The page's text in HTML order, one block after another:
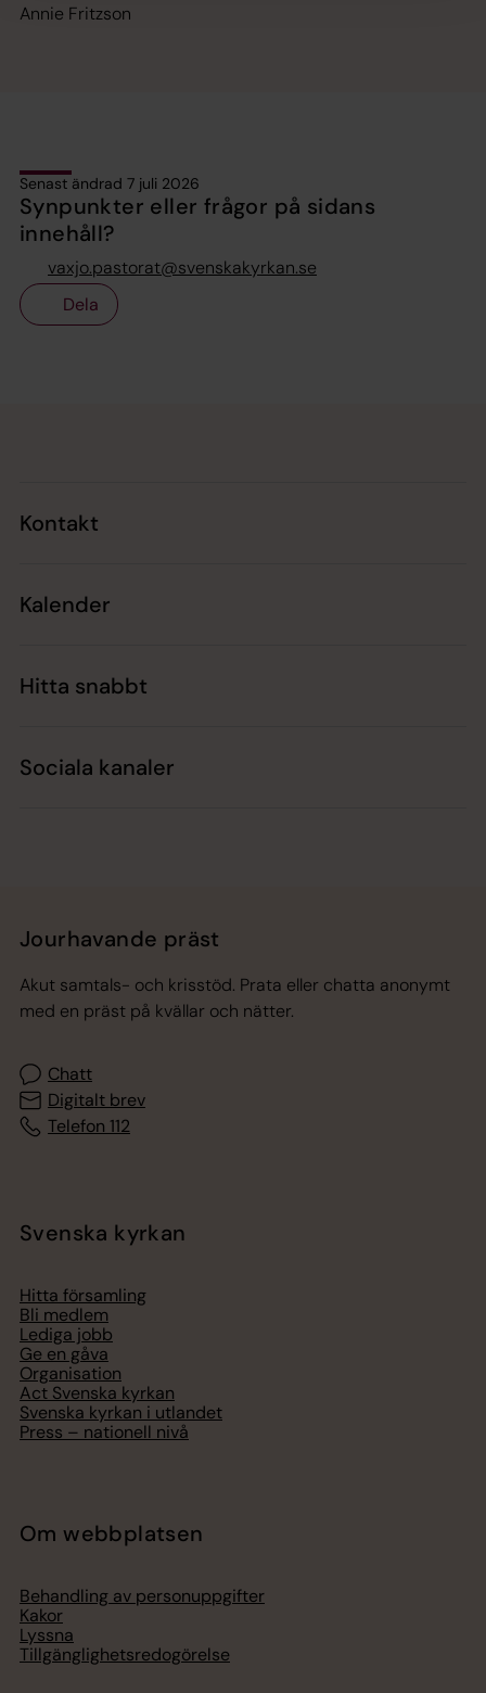
Annie Fritzson
Senast ändrad 7 juli 2026
Synpunkter eller frågor på sidans
innehåll?
vaxjo.pastorat@svenskakyrkan.se
Dela
Kontakt
Kalender
Hitta snabbt
Sociala kanaler
Jourhavande präst
Akut samtals- och krisstöd. Prata eller chatta anonymt
med en präst på kvällar och nätter.
Chatt
Digitalt brev
Telefon 112
Svenska kyrkan
Hitta församling
Bli medlem
Lediga jobb
Ge en gåva
Organisation
Act Svenska kyrkan
Svenska kyrkan i utlandet
Press – nationell nivå
Om webbplatsen
Behandling av personuppgifter
Kakor
Lyssna
Tillgänglighetsredogörelse